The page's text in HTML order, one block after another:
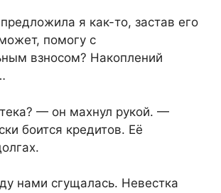
я как-то, застав его
помогу с
взносом? Накоплений
— он махнул рукой. —
боится кредитов. Её
нами сгущалась. Невестка